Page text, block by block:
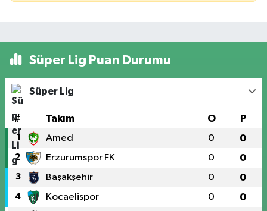
Süper Lig Puan Durumu
Süper Lig
# Takım O P
1 Amed 0 0
2 Erzurumspor FK 0 0
3 Başakşehir 0 0
4 Kocaelispor 0 0